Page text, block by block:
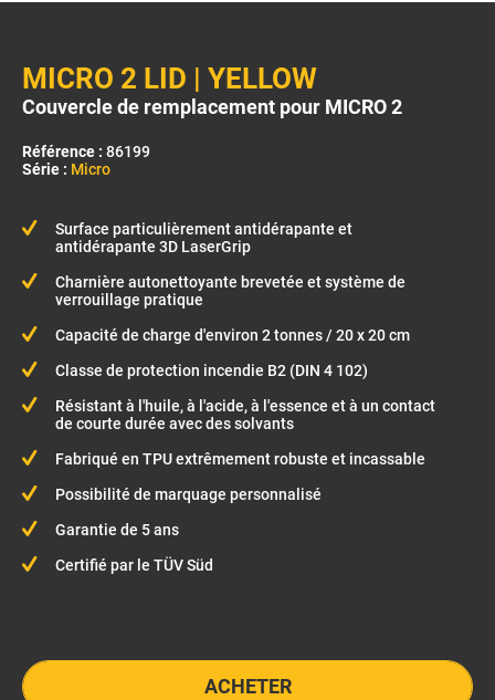
MICRO 2 LID | YELLOW
Couvercle de remplacement pour MICRO 2
Référence : 86199
Série : Micro
Surface particulièrement antidérapante et
antidérapante 3D LaserGrip
Charnière autonettoyante brevetée et système de
verrouillage pratique
Capacité de charge d'environ 2 tonnes / 20 x 20 cm
Classe de protection incendie B2 (DIN 4 102)
Résistant à l'huile, à l'acide, à l'essence et à un contact
de courte durée avec des solvants
Fabriqué en TPU extrêmement robuste et incassable
Possibilité de marquage personnalisé
Garantie de 5 ans
Certifié par le TÜV Süd
ACHETER